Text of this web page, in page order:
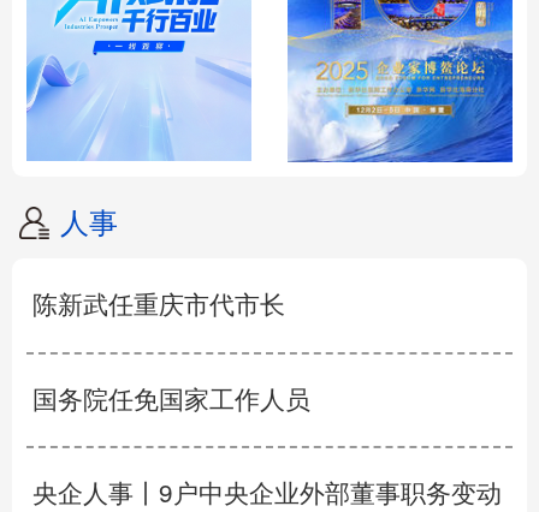
人事
陈新武任重庆市代市长
国务院任免国家工作人员
央企人事丨9户中央企业外部董事职务变动